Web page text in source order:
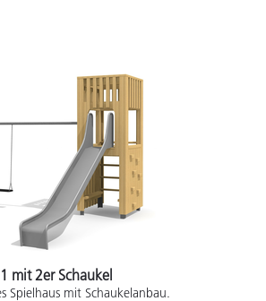
mit 2er Schaukel
Spielhaus mit Schaukelanbau.